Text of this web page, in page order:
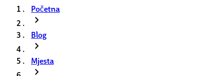
Početna
chevron_right
Blog
chevron_right
Mjesta
chevron_right